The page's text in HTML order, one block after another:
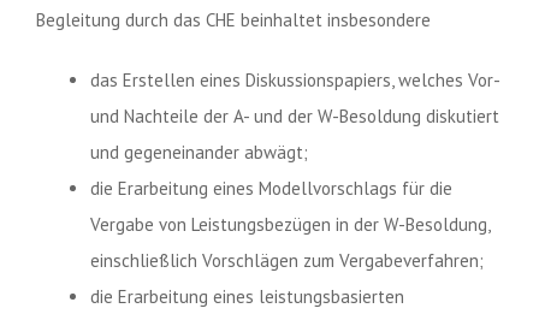
Begleitung durch das CHE beinhaltet insbesondere
das Erstellen eines Diskussionspapiers, welches Vor-
und Nachteile der A- und der W-Besoldung diskutiert
und gegeneinander abwägt;
die Erarbeitung eines Modellvorschlags für die
Vergabe von Leistungsbezügen in der W-Besoldung,
einschließlich Vorschlägen zum Vergabeverfahren;
die Erarbeitung eines leistungsbasierten